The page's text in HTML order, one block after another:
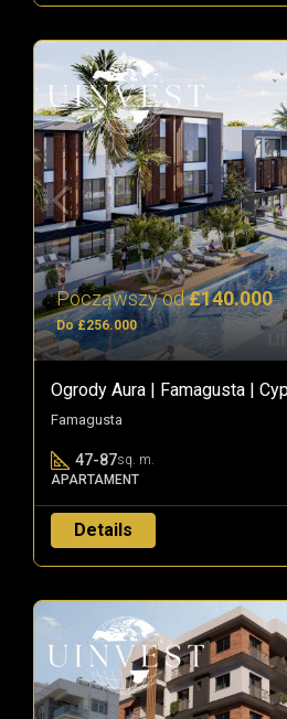
Począwszy od£140.000
Do £256.000
Ogrody Aura | Famagusta |
Famagusta
47-87sq. m.
APARTAMENT
Details